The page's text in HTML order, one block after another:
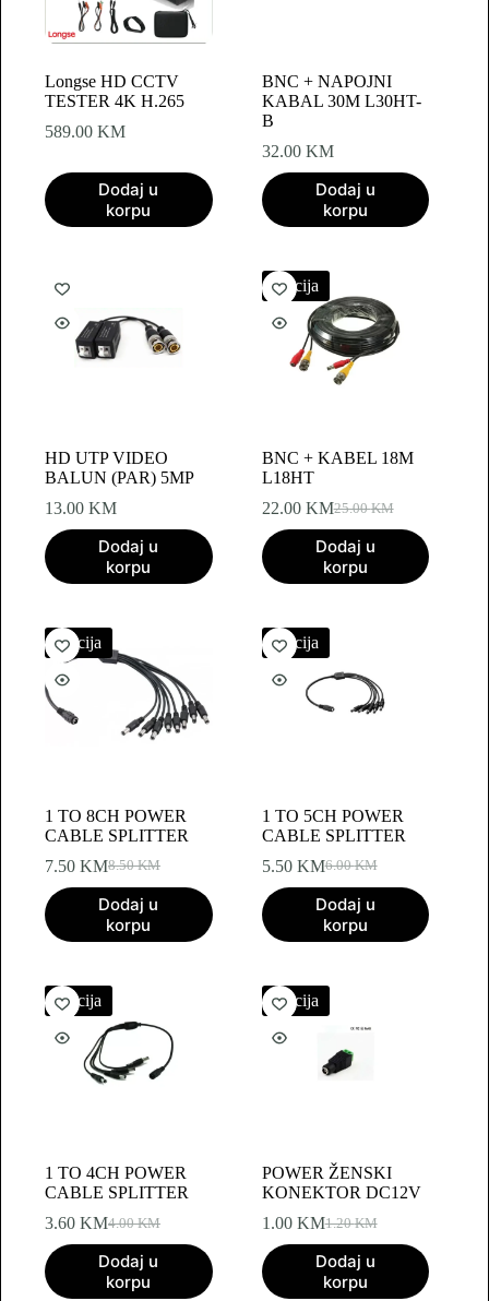
Longse HD CCTV
TESTER 4K H.265
589.00 KM
Dodaj u
korpu
BNC + NAPOJNI
KABAL 30M L30HT-
B
32.00 KM
Dodaj u
korpu
HD UTP VIDEO
BALUN (PAR) 5MP
13.00 KM
Dodaj u
korpu
Akcija
BNC + KABEL 18M
L18HT
25.00KM
Original
price
was:
25.00 KM.
22.00 KMCurrent
price
is:
22.00 KM.
Dodaj u
korpu
Akcija
1 TO 8CH POWER
CABLE SPLITTER
8.50KM
Original
price
was:
8.50 KM.
7.50 KMCurrent
price
is:
7.50 KM.
Dodaj u
korpu
Akcija
1 TO 5CH POWER
CABLE SPLITTER
6.00KM
Original
price
was:
6.00 KM.
5.50 KMCurrent
price
is:
5.50 KM.
Dodaj u
korpu
Akcija
1 TO 4CH POWER
CABLE SPLITTER
4.00KM
Original
price
was:
4.00 KM.
3.60 KMCurrent
price
is:
3.60 KM.
Dodaj u
korpu
Akcija
POWER ŽENSKI
KONEKTOR DC12V
1.20KM
Original
price
was:
1.20 KM.
1.00 KMCurrent
price
is:
1.00 KM.
Dodaj u
korpu